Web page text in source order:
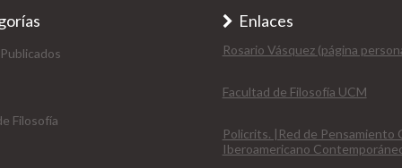
Filosofía
Enlaces
Rosario Vásquez (página
Facultad de Filosofía UCM
Policrits. |Red de Pensamiento
Iberoamericano